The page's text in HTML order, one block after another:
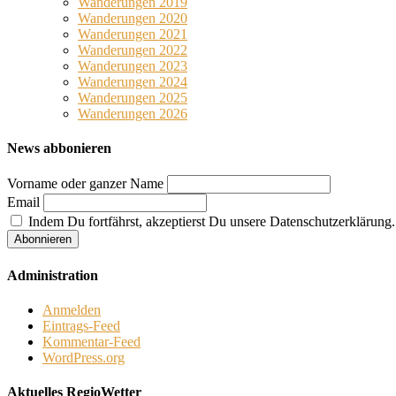
Wanderungen 2020
Wanderungen 2021
Wanderungen 2022
Wanderungen 2023
Wanderungen 2024
Wanderungen 2025
Wanderungen 2026
News abbonieren
Vorname oder ganzer Name
Email
Indem Du fortfährst, akzeptierst Du unsere Datenschutzerklärung.
Administration
Anmelden
Eintrags-Feed
Kommentar-Feed
WordPress.org
Aktuelles RegioWetter